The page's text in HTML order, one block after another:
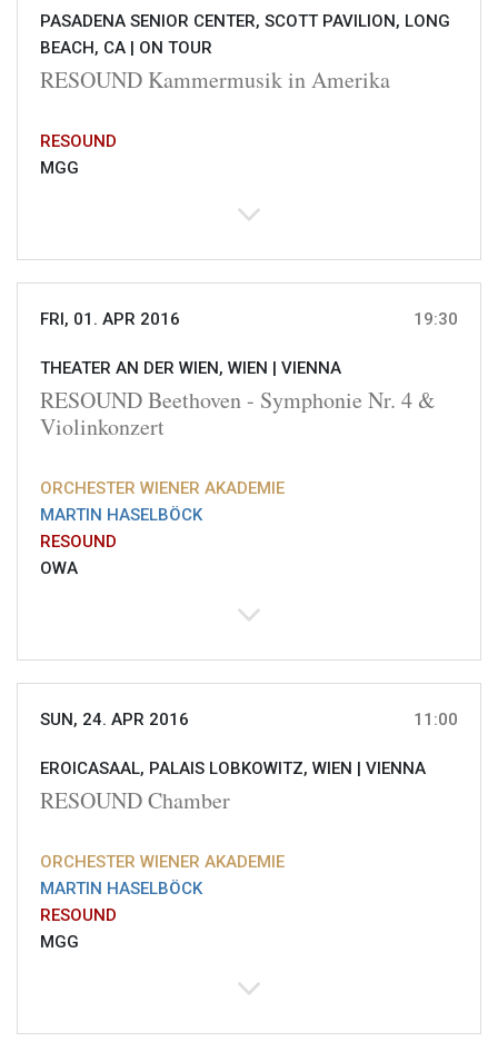
PASADENA SENIOR CENTER, SCOTT PAVILION, LONG
BEACH, CA | ON TOUR
RESOUND Kammermusik in Amerika
RESOUND
MGG
FRI, 01. APR 2016 19:30
THEATER AN DER WIEN, WIEN | VIENNA
RESOUND Beethoven - Symphonie Nr. 4 &
Violinkonzert
ORCHESTER WIENER AKADEMIE
MARTIN HASELBÖCK
RESOUND
OWA
SUN, 24. APR 2016 11:00
EROICASAAL, PALAIS LOBKOWITZ, WIEN | VIENNA
RESOUND Chamber
ORCHESTER WIENER AKADEMIE
MARTIN HASELBÖCK
RESOUND
MGG